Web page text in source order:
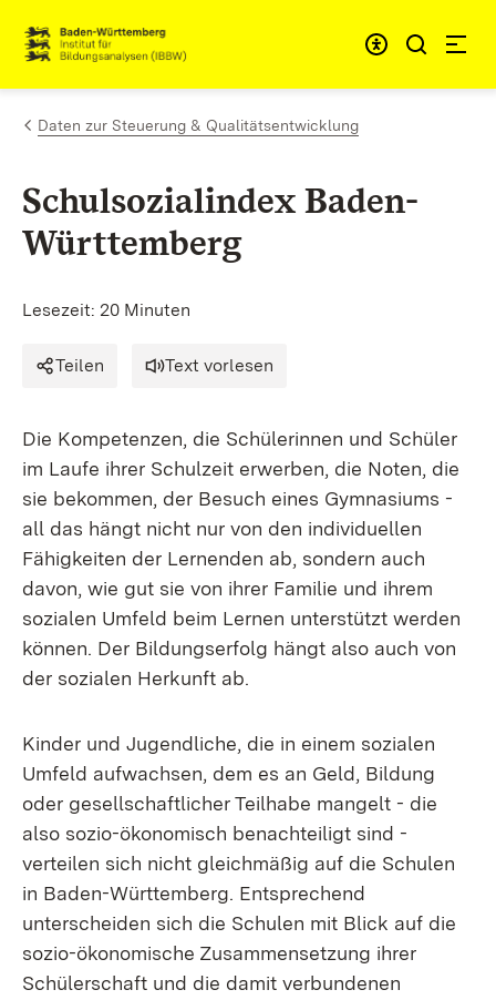
Zum Inhalt springen
Link zur Startseite
Daten zur Steuerung & Qualitätsentwicklung
Schulsozialindex Baden-
Württemberg
Lesezeit: 20 Minuten
Teilen Text vorlesen
Die Kompetenzen, die Schülerinnen und Schüler
im Laufe ihrer Schulzeit erwerben, die Noten, die
sie bekommen, der Besuch eines Gymnasiums -
all das hängt nicht nur von den individuellen
Fähigkeiten der Lernenden ab, sondern auch
davon, wie gut sie von ihrer Familie und ihrem
sozialen Umfeld beim Lernen unterstützt werden
können. Der Bildungserfolg hängt also auch von
der sozialen Herkunft ab.
Kinder und Jugendliche, die in einem sozialen
Umfeld aufwachsen, dem es an Geld, Bildung
oder gesellschaftlicher Teilhabe mangelt - die
also sozio-ökonomisch benachteiligt sind -
verteilen sich nicht gleichmäßig auf die Schulen
in Baden-Württemberg. Entsprechend
unterscheiden sich die Schulen mit Blick auf die
sozio-ökonomische Zusammensetzung ihrer
Schülerschaft und die damit verbundenen